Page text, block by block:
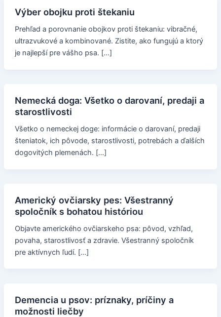
Výber obojku proti štekaniu
Prehľad a porovnanie obojkov proti štekaniu: vibračné,
ultrazvukové a kombinované. Zistite, ako fungujú a ktorý
je najlepší pre vášho psa. […]
Nemecká doga: Všetko o darovaní, predaji a
starostlivosti
Všetko o nemeckej doge: informácie o darovaní, predaji
šteniatok, ich pôvode, starostlivosti, potrebách a ďalších
dogovitých plemenách. […]
Americký ovčiarsky pes: Všestranný
spoločník s bohatou históriou
Objavte amerického ovčiarskeho psa: pôvod, vzhľad,
povaha, starostlivosť a zdravie. Všestranný spoločník
pre aktívnych ľudí. […]
Demencia u psov: príznaky, príčiny a
možnosti liečby